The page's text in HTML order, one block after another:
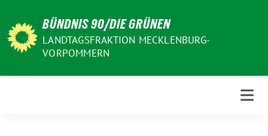
zum
Inhalt
BÜNDNIS 90/DIE GRÜNEN
LANDTAGSFRAKTION MECKLENBURG-
VORPOMMERN